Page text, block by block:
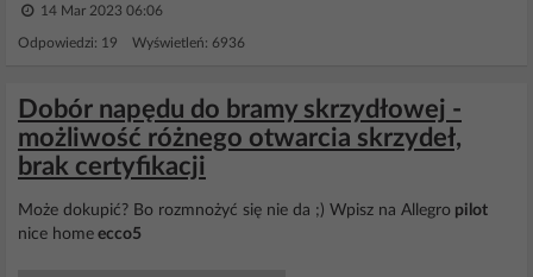
14 Mar 2023 06:06
Odpowiedzi: 19 Wyświetleń: 6936
Dobór napędu do bramy skrzydłowej -
możliwość różnego otwarcia skrzydeł,
brak certyfikacji
Może dokupić? Bo rozmnożyć się nie da ;) Wpisz na Allegro pilot
nice home ecco5